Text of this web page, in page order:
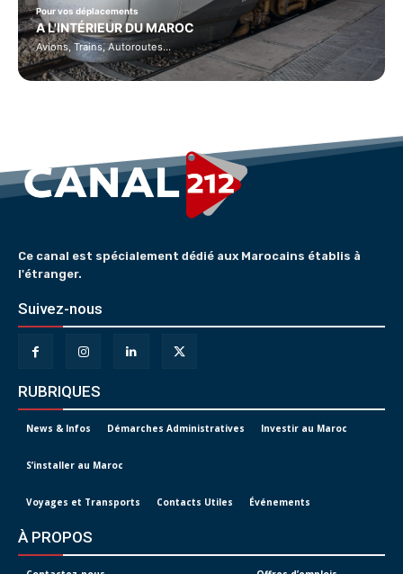
Pour vos déplacements
A L'INTÉRIEUR DU MAROC
Avions, Trains, Autoroutes…
Ce canal est spécialement dédié aux Marocains établis à
l'étranger.
Suivez-nous
RUBRIQUES
News & Infos Démarches Administratives Investir au Maroc
S’installer au Maroc
Voyages et Transports Contacts Utiles Événements
À PROPOS